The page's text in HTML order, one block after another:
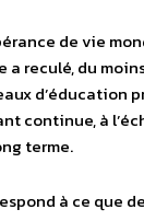
de vie
reculé, du
d’éducation
continue, à
terme.
à ce que